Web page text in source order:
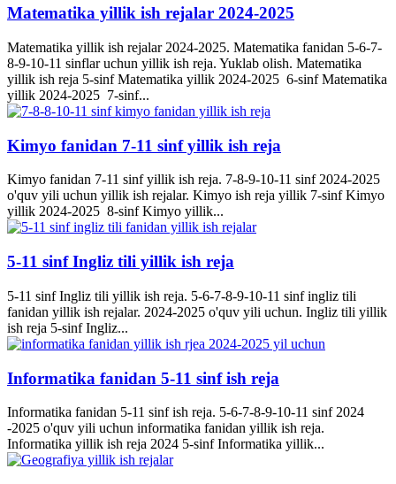
Matematika yillik ish rejalar 2024-2025
Matematika yillik ish rejalar 2024-2025. Matematika fanidan 5-6-7-
8-9-10-11 sinflar uchun yillik ish reja. Yuklab olish. Matematika
yillik ish reja 5-sinf Matematika yillik 2024-2025 6-sinf Matematika
yillik 2024-2025 7-sinf...
Kimyo fanidan 7-11 sinf yillik ish reja
Kimyo fanidan 7-11 sinf yillik ish reja. 7-8-9-10-11 sinf 2024-2025
o'quv yili uchun yillik ish rejalar. Kimyo ish reja yillik 7-sinf Kimyo
yillik 2024-2025 8-sinf Kimyo yillik...
5-11 sinf Ingliz tili yillik ish reja
5-11 sinf Ingliz tili yillik ish reja. 5-6-7-8-9-10-11 sinf ingliz tili
fanidan yillik ish rejalar. 2024-2025 o'quv yili uchun. Ingliz tili yillik
ish reja 5-sinf Ingliz...
Informatika fanidan 5-11 sinf ish reja
Informatika fanidan 5-11 sinf ish reja. 5-6-7-8-9-10-11 sinf 2024
-2025 o'quv yili uchun informatika fanidan yillik ish reja.
Informatika yillik ish reja 2024 5-sinf Informatika yillik...